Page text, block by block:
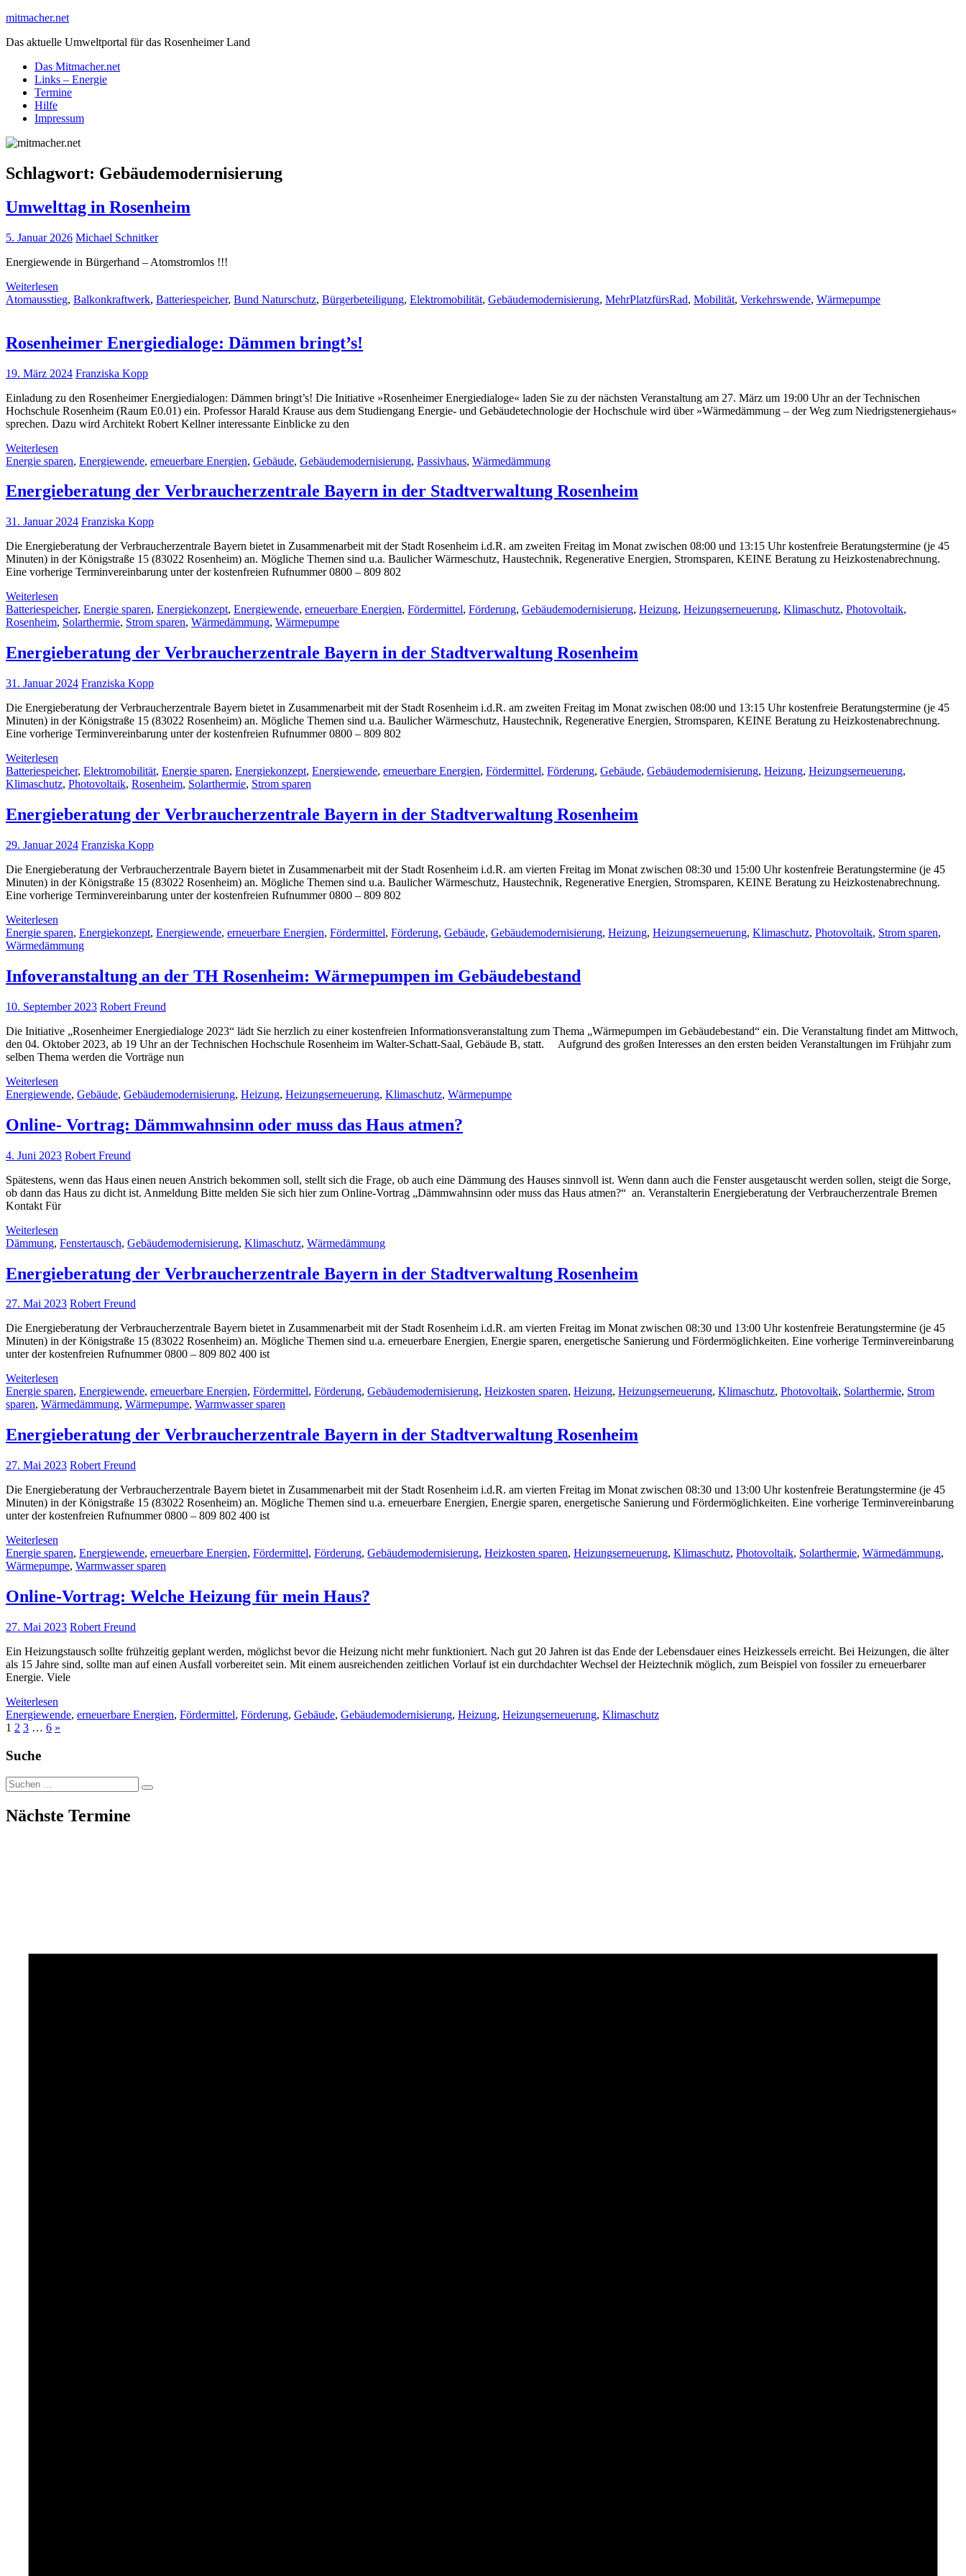
Skip
content
mitmacher.net
Das aktuelle Umweltportal für das Rosenheimer Land
Das Mitmacher.net
Links – Energie
Termine
Hilfe
Impressum
Schlagwort: Gebäudemodernisierung
Umwelttag in Rosenheim
5. Januar 2026 Michael Schnitker
Energiewende in Bürgerhand – Atomstromlos !!!
Weiterlesen
Atomausstieg, Balkonkraftwerk, Batteriespeicher, Bund Naturschutz, Bürgerbeteiligung, Elektromobilität, Gebäudemodernisierung, MehrPlatzfürsRad, Mobilität, Verkehrswende, Wärmepumpe
Rosenheimer Energiedialoge: Dämmen bringt’s!
19. März 2024 Franziska Kopp
Einladung zu den Rosenheimer Energiedialogen: Dämmen bringt’s! Die Initiative »Rosenheimer Energiedialoge« laden Sie zu der nächsten Veranstaltung am 27. März um 19:00 Uhr an der Technischen
Hochschule Rosenheim (Raum E0.01) ein. Professor Harald Krause aus dem Studiengang Energie- und Gebäudetechnologie der Hochschule wird über »Wärmedämmung – der Weg zum Niedrigstenergiehaus«
sprechen. Dazu wird Architekt Robert Kellner interessante Einblicke zu den
Weiterlesen
Energie sparen, Energiewende, erneuerbare Energien, Gebäude, Gebäudemodernisierung, Passivhaus, Wärmedämmung
Energieberatung der Verbraucherzentrale Bayern in der Stadtverwaltung Rosenheim
31. Januar 2024 Franziska Kopp
Die Energieberatung der Verbraucherzentrale Bayern bietet in Zusammenarbeit mit der Stadt Rosenheim i.d.R. am zweiten Freitag im Monat zwischen 08:00 und 13:15 Uhr kostenfreie Beratungstermine (je 45
Minuten) in der Königstraße 15 (83022 Rosenheim) an. Mögliche Themen sind u.a. Baulicher Wärmeschutz, Haustechnik, Regenerative Energien, Stromsparen, KEINE Beratung zu Heizkostenabrechnung.
Eine vorherige Terminvereinbarung unter der kostenfreien Rufnummer 0800 – 809 802
Weiterlesen
Batteriespeicher, Energie sparen, Energiekonzept, Energiewende, erneuerbare Energien, Fördermittel, Förderung, Gebäudemodernisierung, Heizung, Heizungserneuerung, Klimaschutz, Photovoltaik,
Rosenheim, Solarthermie, Strom sparen, Wärmedämmung, Wärmepumpe
Energieberatung der Verbraucherzentrale Bayern in der Stadtverwaltung Rosenheim
31. Januar 2024 Franziska Kopp
Die Energieberatung der Verbraucherzentrale Bayern bietet in Zusammenarbeit mit der Stadt Rosenheim i.d.R. am zweiten Freitag im Monat zwischen 08:00 und 13:15 Uhr kostenfreie Beratungstermine (je 45
Minuten) in der Königstraße 15 (83022 Rosenheim) an. Mögliche Themen sind u.a. Baulicher Wärmeschutz, Haustechnik, Regenerative Energien, Stromsparen, KEINE Beratung zu Heizkostenabrechnung.
Eine vorherige Terminvereinbarung unter der kostenfreien Rufnummer 0800 – 809 802
Weiterlesen
Batteriespeicher, Elektromobilität, Energie sparen, Energiekonzept, Energiewende, erneuerbare Energien, Fördermittel, Förderung, Gebäude, Gebäudemodernisierung, Heizung, Heizungserneuerung,
Klimaschutz, Photovoltaik, Rosenheim, Solarthermie, Strom sparen
Energieberatung der Verbraucherzentrale Bayern in der Stadtverwaltung Rosenheim
29. Januar 2024 Franziska Kopp
Die Energieberatung der Verbraucherzentrale Bayern bietet in Zusammenarbeit mit der Stadt Rosenheim i.d.R. am vierten Freitag im Monat zwischen 08:30 und 15:00 Uhr kostenfreie Beratungstermine (je 45
Minuten) in der Königstraße 15 (83022 Rosenheim) an. Mögliche Themen sind u.a. Baulicher Wärmeschutz, Haustechnik, Regenerative Energien, Stromsparen, KEINE Beratung zu Heizkostenabrechnung.
Eine vorherige Terminvereinbarung unter der kostenfreien Rufnummer 0800 – 809 802
Weiterlesen
Energie sparen, Energiekonzept, Energiewende, erneuerbare Energien, Fördermittel, Förderung, Gebäude, Gebäudemodernisierung, Heizung, Heizungserneuerung, Klimaschutz, Photovoltaik, Strom sparen,
Wärmedämmung
Infoveranstaltung an der TH Rosenheim: Wärmepumpen im Gebäudebestand
10. September 2023 Robert Freund
Die Initiative „Rosenheimer Energiedialoge 2023“ lädt Sie herzlich zu einer kostenfreien Informationsveranstaltung zum Thema „Wärmepumpen im Gebäudebestand“ ein. Die Veranstaltung findet am Mittwoch,
den 04. Oktober 2023, ab 19 Uhr an der Technischen Hochschule Rosenheim im Walter-Schatt-Saal, Gebäude B, statt. Aufgrund des großen Interesses an den ersten beiden Veranstaltungen im Frühjahr zum
selben Thema werden die Vorträge nun
Weiterlesen
Energiewende, Gebäude, Gebäudemodernisierung, Heizung, Heizungserneuerung, Klimaschutz, Wärmepumpe
Online- Vortrag: Dämmwahnsinn oder muss das Haus atmen?
4. Juni 2023 Robert Freund
Spätestens, wenn das Haus einen neuen Anstrich bekommen soll, stellt sich die Frage, ob auch eine Dämmung des Hauses sinnvoll ist. Wenn dann auch die Fenster ausgetauscht werden sollen, steigt die Sorge,
ob dann das Haus zu dicht ist. Anmeldung Bitte melden Sie sich hier zum Online-Vortrag „Dämmwahnsinn oder muss das Haus atmen?“ an. Veranstalterin Energieberatung der Verbraucherzentrale Bremen
Kontakt Für
Weiterlesen
Dämmung, Fenstertausch, Gebäudemodernisierung, Klimaschutz, Wärmedämmung
Energieberatung der Verbraucherzentrale Bayern in der Stadtverwaltung Rosenheim
27. Mai 2023 Robert Freund
Die Energieberatung der Verbraucherzentrale Bayern bietet in Zusammenarbeit mit der Stadt Rosenheim i.d.R. am vierten Freitag im Monat zwischen 08:30 und 13:00 Uhr kostenfreie Beratungstermine (je 45
Minuten) in der Königstraße 15 (83022 Rosenheim) an. Mögliche Themen sind u.a. erneuerbare Energien, Energie sparen, energetische Sanierung und Fördermöglichkeiten. Eine vorherige Terminvereinbarung
unter der kostenfreien Rufnummer 0800 – 809 802 400 ist
Weiterlesen
Energie sparen, Energiewende, erneuerbare Energien, Fördermittel, Förderung, Gebäudemodernisierung, Heizkosten sparen, Heizung, Heizungserneuerung, Klimaschutz, Photovoltaik, Solarthermie, Strom
sparen, Wärmedämmung, Wärmepumpe, Warmwasser sparen
Energieberatung der Verbraucherzentrale Bayern in der Stadtverwaltung Rosenheim
27. Mai 2023 Robert Freund
Die Energieberatung der Verbraucherzentrale Bayern bietet in Zusammenarbeit mit der Stadt Rosenheim i.d.R. am vierten Freitag im Monat zwischen 08:30 und 13:00 Uhr kostenfreie Beratungstermine (je 45
Minuten) in der Königstraße 15 (83022 Rosenheim) an. Mögliche Themen sind u.a. erneuerbare Energien, Energie sparen, energetische Sanierung und Fördermöglichkeiten. Eine vorherige Terminvereinbarung
unter der kostenfreien Rufnummer 0800 – 809 802 400 ist
Weiterlesen
Energie sparen, Energiewende, erneuerbare Energien, Fördermittel, Förderung, Gebäudemodernisierung, Heizkosten sparen, Heizungserneuerung, Klimaschutz, Photovoltaik, Solarthermie, Wärmedämmung,
Wärmepumpe, Warmwasser sparen
Online-Vortrag: Welche Heizung für mein Haus?
27. Mai 2023 Robert Freund
Ein Heizungstausch sollte frühzeitig geplant werden, möglichst bevor die Heizung nicht mehr funktioniert. Nach gut 20 Jahren ist das Ende der Lebensdauer eines Heizkessels erreicht. Bei Heizungen, die älter
als 15 Jahre sind, sollte man auf einen Ausfall vorbereitet sein. Mit einem ausreichenden zeitlichen Vorlauf ist ein durchdachter Wechsel der Heiztechnik möglich, zum Beispiel von fossiler zu erneuerbarer
Energie. Viele
Weiterlesen
Energiewende, erneuerbare Energien, Fördermittel, Förderung, Gebäude, Gebäudemodernisierung, Heizung, Heizungserneuerung, Klimaschutz
1 2 3 … 6 »
Suche
Suche
nach:
Nächste Termine